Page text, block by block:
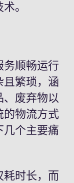
。
务顺畅运行
且繁琐，涵
、废弃物以
的物流方式
几个主要痛
耗时长，而